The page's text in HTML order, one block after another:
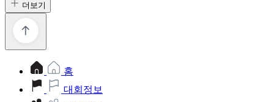
더보기
홈
대회정보